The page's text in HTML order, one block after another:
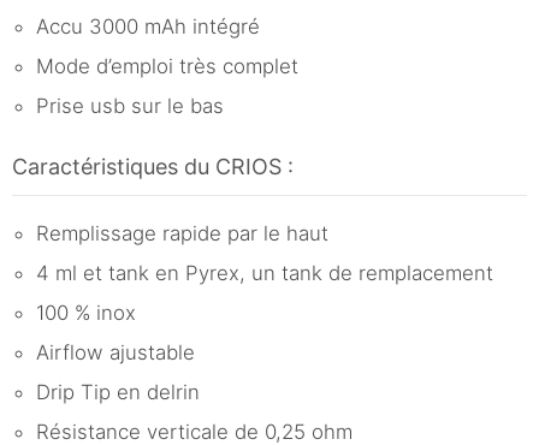
Accu 3000 mAh intégré
Mode d’emploi très complet
Prise usb sur le bas
Caractéristiques du CRIOS :
Remplissage rapide par le haut
4 ml et tank en Pyrex, un tank de remplacement
100 % inox
Airflow ajustable
Drip Tip en delrin
Résistance verticale de 0,25 ohm